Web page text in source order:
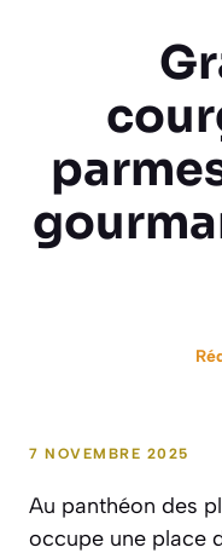
7 NOVEMBRE 2025
Au panthéon des
occupe une place